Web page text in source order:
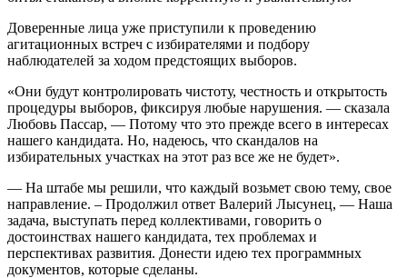
Доверенные лица уже приступили к проведению
агитационных встреч с избирателями и подбору
наблюдателей за ходом предстоящих выборов.
«Они будут контролировать чистоту, честность и открытость
процедуры выборов, фиксируя любые нарушения. — сказала
Любовь Пассар, — Потому что это прежде всего в интересах
нашего кандидата. Но, надеюсь, что скандалов на
избирательных участках на этот раз все же не будет».
— На штабе мы решили, что каждый возьмет свою тему, свое
направление. – Продолжил ответ Валерий Лысунец, — Наша
задача, выступать перед коллективами, говорить о
достоинствах нашего кандидата, тех проблемах и
перспективах развития. Донести идею тех программных
документов, которые сделаны.